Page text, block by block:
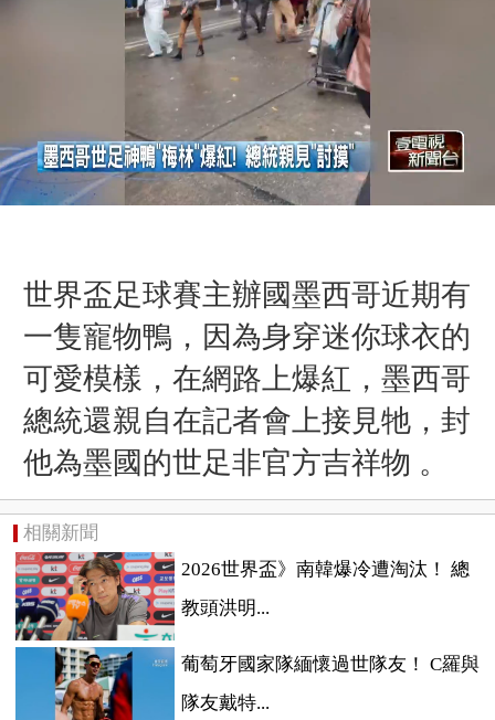
世界盃足球賽主辦國墨西哥近期有
一隻寵物鴨，因為身穿迷你球衣的
可愛模樣，在網路上爆紅，墨西哥
總統還親自在記者會上接見牠，封
他為墨國的世足非官方吉祥物 。
相關新聞
2026世界盃》南韓爆冷遭淘汰！ 總
教頭洪明...
葡萄牙國家隊緬懷過世隊友！ C羅與
隊友戴特...